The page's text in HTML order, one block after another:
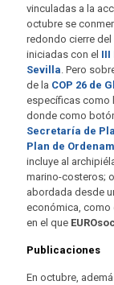
vinculadas a la
octubre se
redondo cierre
iniciadas con el III
Sevilla . Pero
de la COP 26 de
específicas como
donde como
Secretaría de
Plan de
incluye al
marino-costeros;
abordada desde
económica, como
en el que
Publicaciones
En octubre,